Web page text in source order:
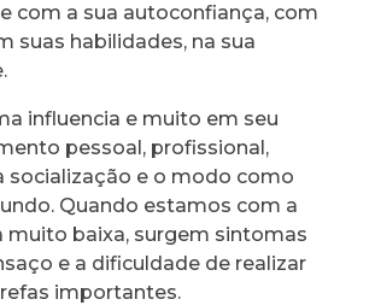
com a sua autoconfiança, com
suas habilidades, na sua
influencia e muito em seu
pessoal, profissional,
socialização e o modo como
Quando estamos com a
muito baixa, surgem sintomas
e a dificuldade de realizar
importantes.